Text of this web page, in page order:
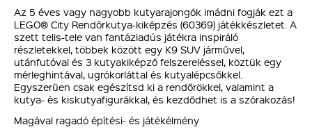
Az 5 éves vagy nagyobb kutyarajongók imádni fogják ezt a
LEGO® City Rendőrkutya-kiképzés (60369) játékkészletet. A
szett telis-tele van fantáziadús játékra inspiráló
részletekkel, többek között egy K9 SUV járművel,
utánfutóval és 3 kutyakiképző felszereléssel, köztük egy
mérleghintával, ugrókorláttal és kutyalépcsőkkel.
Egyszerűen csak egészítsd ki a rendőrökkel, valamint a
kutya- és kiskutyafigurákkal, és kezdődhet is a szórakozás!
Magával ragadó építési- és játékélmény